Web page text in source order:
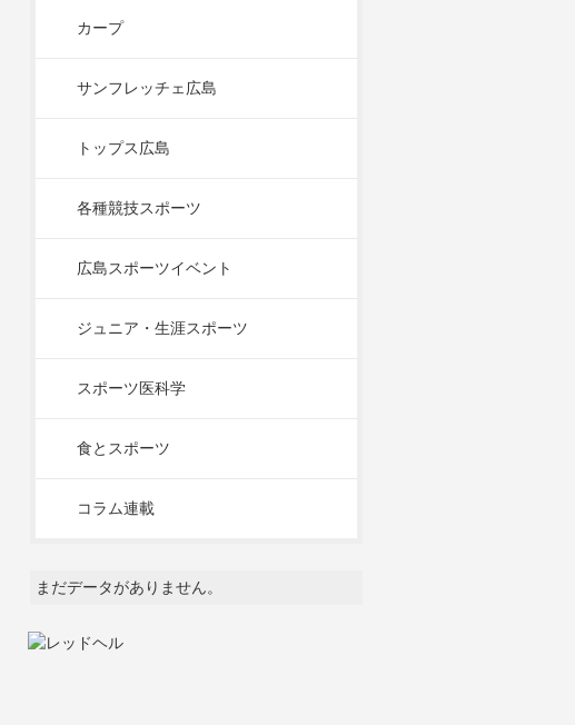
カープ
サンフレッチェ広島
トップス広島
各種競技スポーツ
広島スポーツイベント
ジュニア・生涯スポーツ
スポーツ医科学
食とスポーツ
コラム連載
まだデータがありません。